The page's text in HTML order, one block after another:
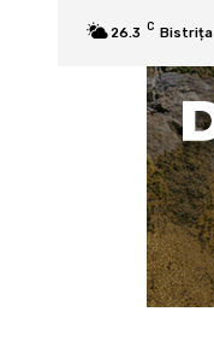
26.3 C Bistrița